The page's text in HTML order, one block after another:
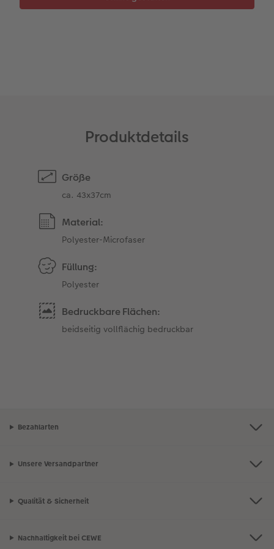
Produktdetails
Größe
ca. 43x37cm
Material:
Polyester-Microfaser
Füllung:
Polyester
Bedruckbare Flächen:
beidseitig vollflächig bedruckbar
Bezahlarten
Unsere Versandpartner
Qualität & Sicherheit
Nachhaltigkeit bei CEWE